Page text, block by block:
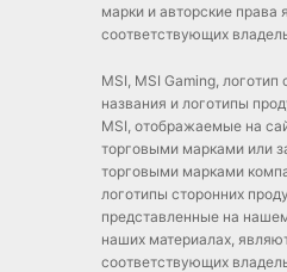
марки и авторские
соответствующих
MSI, MSI Gaming,
названия и логотипы
MSI, отображаемые на
торговыми марками или
торговыми марками
логотипы сторонних
представленные на
наших материалах,
соответствующих